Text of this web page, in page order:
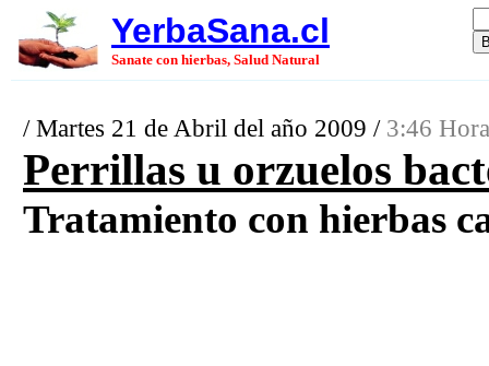
YerbaSana.cl
Sanate con hierbas, Salud Natural
/ Martes 21 de Abril del año 2009 / 3:46
Perrillas u orzuelos
Tratamiento con hierbas